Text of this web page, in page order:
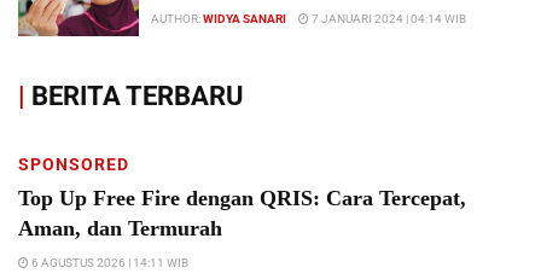
AUTHOR:WIDYA SANARI 7 JANUARI 2024 | 04:14 WIB
| BERITA TERBARU
SPONSORED
Top Up Free Fire dengan QRIS: Cara Tercepat,
Aman, dan Termurah
6 AGUSTUS 2026 | 14:11 WIB